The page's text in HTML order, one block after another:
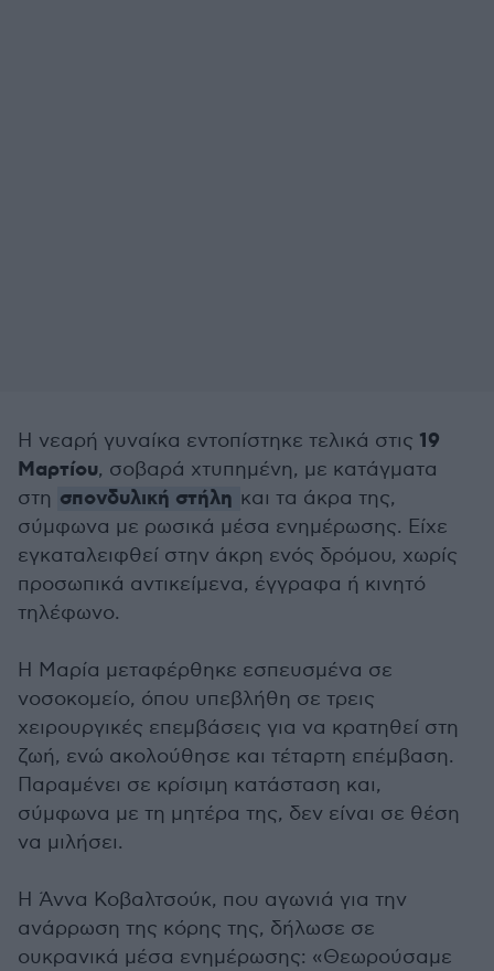
Η νεαρή γυναίκα εντοπίστηκε τελικά στις 19
Μαρτίου, σοβαρά χτυπημένη, με κατάγματα
στη σπονδυλική στήλη και τα άκρα της,
σύμφωνα με ρωσικά μέσα ενημέρωσης. Είχε
εγκαταλειφθεί στην άκρη ενός δρόμου, χωρίς
προσωπικά αντικείμενα, έγγραφα ή κινητό
τηλέφωνο.
Η Μαρία μεταφέρθηκε εσπευσμένα σε
νοσοκομείο, όπου υπεβλήθη σε τρεις
χειρουργικές επεμβάσεις για να κρατηθεί στη
ζωή, ενώ ακολούθησε και τέταρτη επέμβαση.
Παραμένει σε κρίσιμη κατάσταση και,
σύμφωνα με τη μητέρα της, δεν είναι σε θέση
να μιλήσει.
Η Άννα Κοβαλτσούκ, που αγωνιά για την
ανάρρωση της κόρης της, δήλωσε σε
ουκρανικά μέσα ενημέρωσης: «Θεωρούσαμε